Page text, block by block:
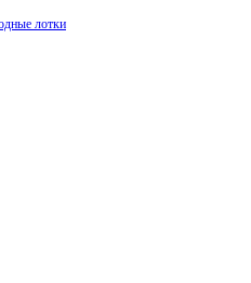
лотки